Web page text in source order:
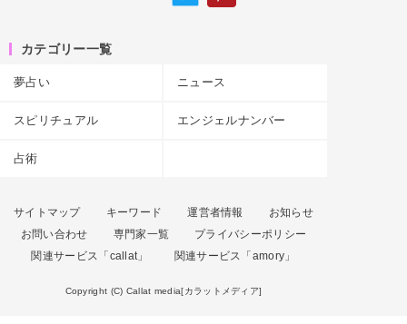
カテゴリー一覧
夢占い ニュース
スピリチュアル エンジェルナンバー
占術
サイトマップ キーワード 運営者情報
お知らせ
お問い合わせ
専門家一覧
プライバシーポリシー
関連サービス「callat」
関連サービス「amory」
Copyright (C) Callat media[カラットメディア]